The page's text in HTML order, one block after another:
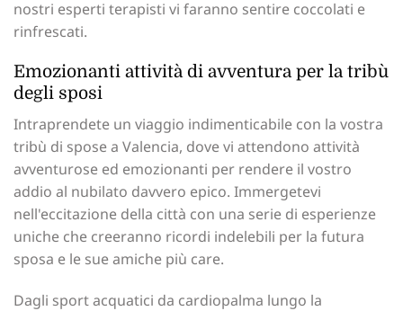
nostri esperti terapisti vi faranno sentire coccolati e
rinfrescati.
Emozionanti attività di avventura per la tribù
degli sposi
Intraprendete un viaggio indimenticabile con la vostra
tribù di spose a Valencia, dove vi attendono attività
avventurose ed emozionanti per rendere il vostro
addio al nubilato davvero epico. Immergetevi
nell'eccitazione della città con una serie di esperienze
uniche che creeranno ricordi indelebili per la futura
sposa e le sue amiche più care.
Dagli sport acquatici da cardiopalma lungo la